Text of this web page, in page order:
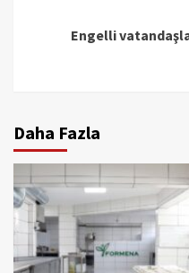
Engelli
Daha Fazla